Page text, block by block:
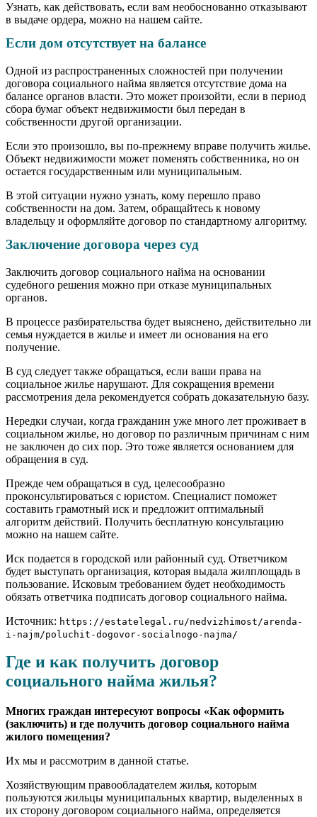
Узнать, как действовать, если вам необоснованно отказывают
в выдаче ордера, можно на нашем сайте.
Если дом отсутствует на балансе
Одной из распространенных сложностей при получении
договора социального найма является отсутствие дома на
балансе органов власти. Это может произойти, если в период
сбора бумаг объект недвижимости был передан в
собственности другой организации.
Если это произошло, вы по-прежнему вправе получить жилье.
Объект недвижимости может поменять собственника, но он
остается государственным или муниципальным.
В этой ситуации нужно узнать, кому перешло право
собственности на дом. Затем, обращайтесь к новому
владельцу и оформляйте договор по стандартному алгоритму.
Заключение договора через суд
Заключить договор социального найма на основании
судебного решения можно при отказе муниципальных
органов.
В процессе разбирательства будет выяснено, действительно ли
семья нуждается в жилье и имеет ли основания на его
получение.
В суд следует также обращаться, если ваши права на
социальное жилье нарушают. Для сокращения времени
рассмотрения дела рекомендуется собрать доказательную базу.
Нередки случаи, когда гражданин уже много лет проживает в
социальном жилье, но договор по различным причинам с ним
не заключен до сих пор. Это тоже является основанием для
обращения в суд.
Прежде чем обращаться в суд, целесообразно
проконсультироваться с юристом. Специалист поможет
составить грамотный иск и предложит оптимальный
алгоритм действий. Получить бесплатную консультацию
можно на нашем сайте.
Иск подается в городской или районный суд. Ответчиком
будет выступать организация, которая выдала жилплощадь в
пользование. Исковым требованием будет необходимость
обязать ответчика подписать договор социального найма.
Источник: https://estatelegal.ru/nedvizhimost/arenda-
i-najm/poluchit-dogovor-socialnogo-najma/
Где и как получить договор
социального найма жилья?
Многих граждан интересуют вопросы «Как оформить
(заключить) и где получить договор социального найма
жилого помещения?
Их мы и рассмотрим в данной статье.
Хозяйствующим правообладателем жилья, которым
пользуются жильцы муниципальных квартир, выделенных в
их сторону договором социального найма, определяется